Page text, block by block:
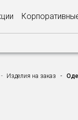
Изделия на заказ